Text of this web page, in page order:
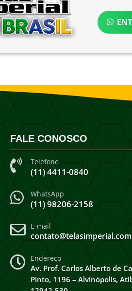
FALE CONOSCO
 Telefone
(11) 4411-0840
 WhatsApp
(11) 98206-2158
 E-mail
 Endereço
Av. Prof. Carlos Alberto de
Pinto, 1196 – Alvinópolis,